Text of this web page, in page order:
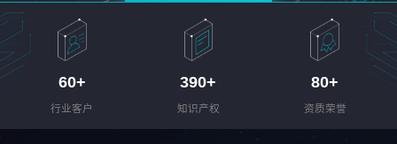
60+
行业客户
390+
知识产权
80+
资质荣誉